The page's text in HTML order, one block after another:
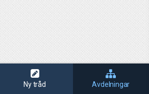
Ny tråd Avdelningar